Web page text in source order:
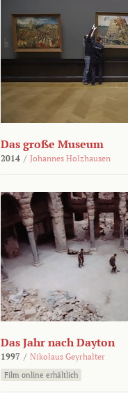
Das große Museum
2014 / Johannes Holzhausen
Das Jahr nach Dayton
1997 / Nikolaus Geyrhalter
Film online erhältlich